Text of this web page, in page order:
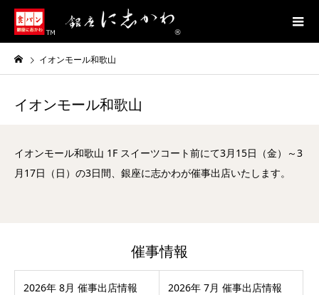
イオンモール和歌山
イオンモール和歌山
イオンモール和歌山 1F スイーツコート前にて3月15日（金）～3
月17日（日）の3日間、銀座に志かわが催事出店いたします。
催事情報
2026年 8月 催事出店情報 2026年 7月 催事出店情報